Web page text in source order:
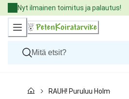
Skip
to
Content
Nyt ilmainen toimitus ja palautus!
Kissat
RAUH! Puruluu Holmes